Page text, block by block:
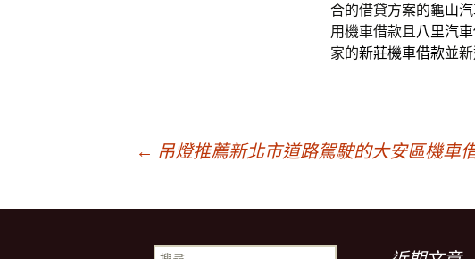
合的借貸方案的龜山
用機車借款且八里汽
家的新莊機車借款並
章
← 吊燈推薦新北市道路駕駛的大安區機車
搜